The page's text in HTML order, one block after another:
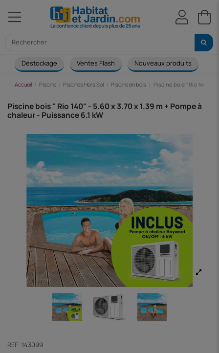
Déstockage Ventes Flash Nouveaux produits
Accueil Piscine Piscines Hors Sol Piscine en bois Piscine bois " Rio 140" -
Piscine bois " Rio 140" - 5.60 x 3.70 x 1.39 m + Pompe à
chaleur - Puissance 6.1 kW
REF: 143099